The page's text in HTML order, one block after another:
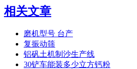
相关文章
磨机型号 台产
复振动筛
铝矾土机制沙生产线
30铲车能装多少立方钙粉